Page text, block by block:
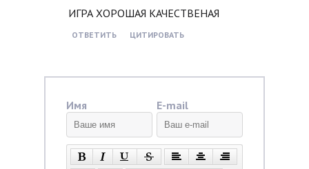
ИГРА ХОРОШАЯ КАЧЕСТВЕНАЯ
ОТВЕТИТЬ ЦИТИРОВАТЬ
Имя E-mail